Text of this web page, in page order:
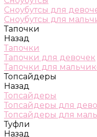
Сноубутсы для
Сноубутсы для
Тапочки
Назад
Тапочки
Тапочки для девочек
Тапочки для
Топсайдеры
Назад
Топсайдеры
Топсайдеры для
Топсайдеры для
Туфли
Назад